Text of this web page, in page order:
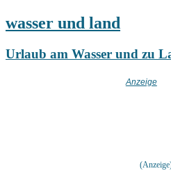
wasser und land
Urlaub am Wasser und zu